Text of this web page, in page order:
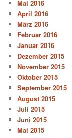
Mai 2016
April 2016
März 2016
Februar 2016
Januar 2016
Dezember 2015
November 2015
Oktober 2015
September 2015
August 2015
Juli 2015
Juni 2015
Mai 2015